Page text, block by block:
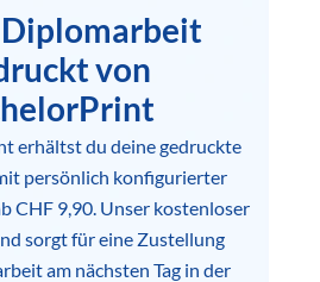
von
erhältst du deine gedruckte
persönlich konfigurierter
CHF 9,90. Unser kostenloser
sorgt für eine Zustellung
am nächsten Tag in der